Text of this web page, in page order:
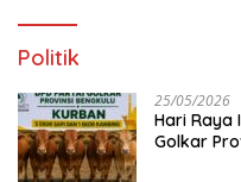
Politik
25/05/2026
Hari Raya
Golkar